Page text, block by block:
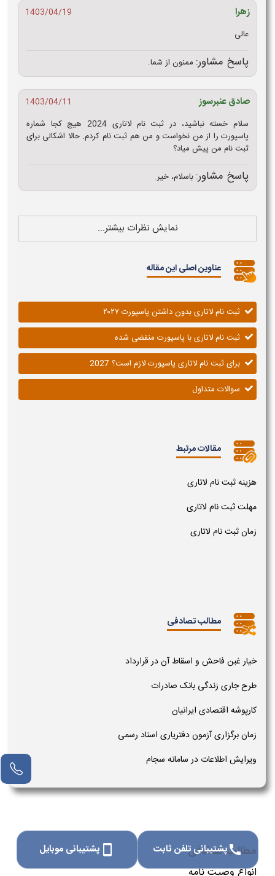
زهرا
1403/04/19
عالی
پاسخ مشاور: ممنون از شما.
صادق عنبرسوز
1403/04/11
سلام خسته نباشید، در ثبت نام لاتاری 2024 هیچ کجا شماره
پاسپورت را از من نخواست و من هم ثبت نام کردم. حالا اشکالی برای
ثبت نام من پیش میاد؟
پاسخ مشاور: باسلام، خیر.
نمایش نظرات بیشتر...
عناوین اصلی این مقاله
ثبت نام لاتاری بدون داشتن پاسپورت ۲۰۲۷
ثبت نام لاتاری با پاسپورت منقضی شده
برای ثبت نام لاتاری پاسپورت لازم است؟ 2027
سوالات متداول
مقالات مرتبط
هزینه ثبت نام لاتاری
مهلت ثبت نام لاتاری
زمان ثبت نام لاتاری
مطالب تصادفی
خیار غبن فاحش و اسقاط آن در قرارداد
طرح جاری زندگی بانک صادرات
کارپوشه اقتصادی ایرانیان
زمان برگزاری آزمون دفتریاری اسناد رسمی
ویرایش اطلاعات در سامانه سجام
مطالب تصادفی
انواع وصیت نامه
callپشتیبانی تلفن ثابت smartphone پشتیبانی موبایل